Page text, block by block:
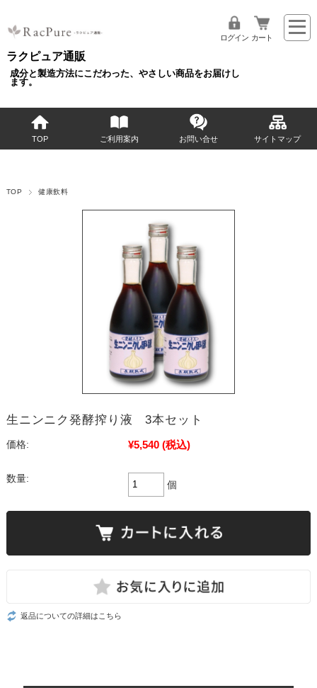
ラクピュア通販
成分と製造方法にこだわった、やさしい商品をお届けし
ます。
ログイン カート
TOP ご利用案内 お問い合せ サイトマップ
TOP 健康飲料
生ニンニク発酵搾り液 3本セット
価格: ¥5,540 (税込)
数量:
個
返品についての詳細はこちら